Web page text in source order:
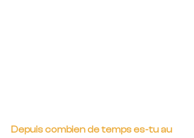
Depuis combien de temps es-tu au